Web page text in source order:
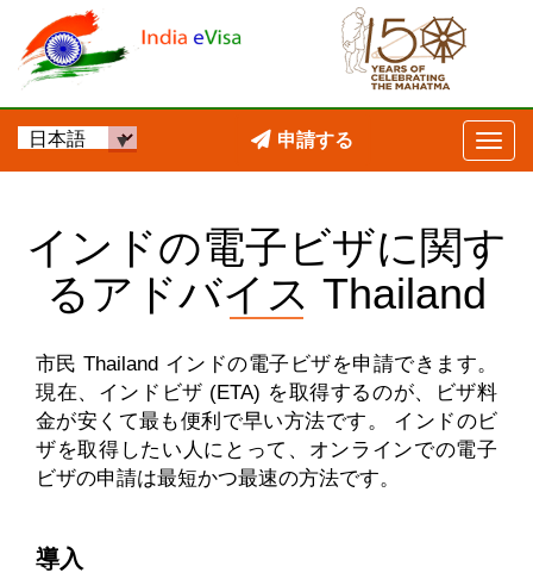
申請する
インドの電子ビザに関す
るアドバイス Thailand
市民 Thailand インドの電子ビザを申請できます。
現在、インドビザ (ETA) を取得するのが、ビザ料
金が安くて最も便利で早い方法です。 インドのビ
ザを取得したい人にとって、オンラインでの電子
ビザの申請は最短かつ最速の方法です。
導入